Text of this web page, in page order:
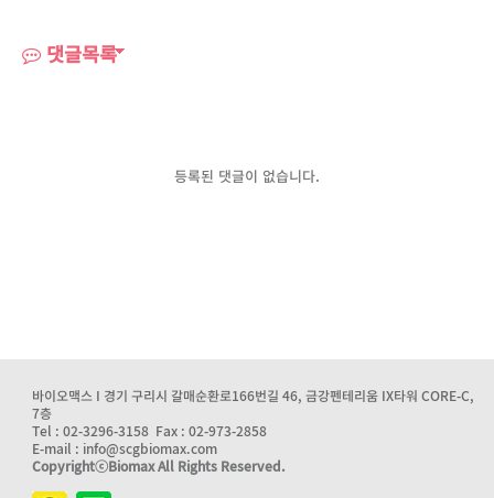
댓글목록
등록된 댓글이 없습니다.
바이오맥스 I 경기 구리시 갈매순환로166번길 46, 금강펜테리움 IX타워 CORE-C,
7층
Tel : 02-3296-3158 Fax : 02-973-2858
E-mail : info@scgbiomax.com
CopyrightⓒBiomax All Rights Reserved.